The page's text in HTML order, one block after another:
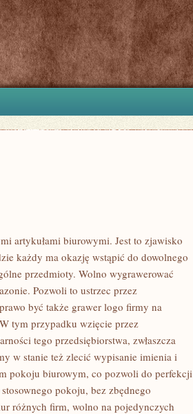
artykułami biurowymi. Jest to zjawisko
każdy ma okazję wstąpić do dowolnego
przedmioty. Wolno wygrawerować
Pozwoli to ustrzec przez
być także grawer logo firmy na
tym przypadku wzięcie przez
tego przedsiębiorstwa, zwłaszcza
w stanie też zlecić wypisanie imienia i
pokoju biurowym, co pozwoli do perfekcji
pokoju, bez zbędnego
różnych firm, wolno na pojedynczych